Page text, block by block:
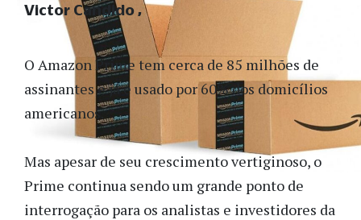
O Amazon Prime tem cerca de 85 milhões de
assinantes e já é usado por 60% dos domicílios
americanos.
Mas apesar de seu crescimento vertiginoso, o
Prime continua sendo um grande ponto de
interrogação para os analistas e investidores da
Victor Candido